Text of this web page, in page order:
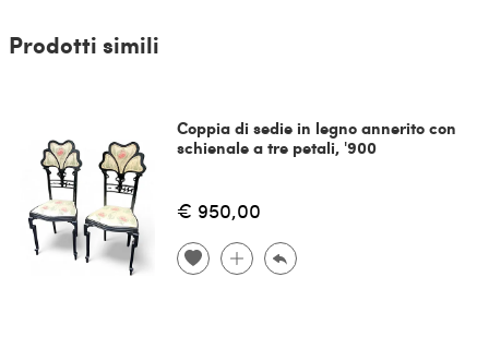
Prodotti simili
Coppia di sedie in legno annerito con
schienale a tre petali, '900
€ 950,00